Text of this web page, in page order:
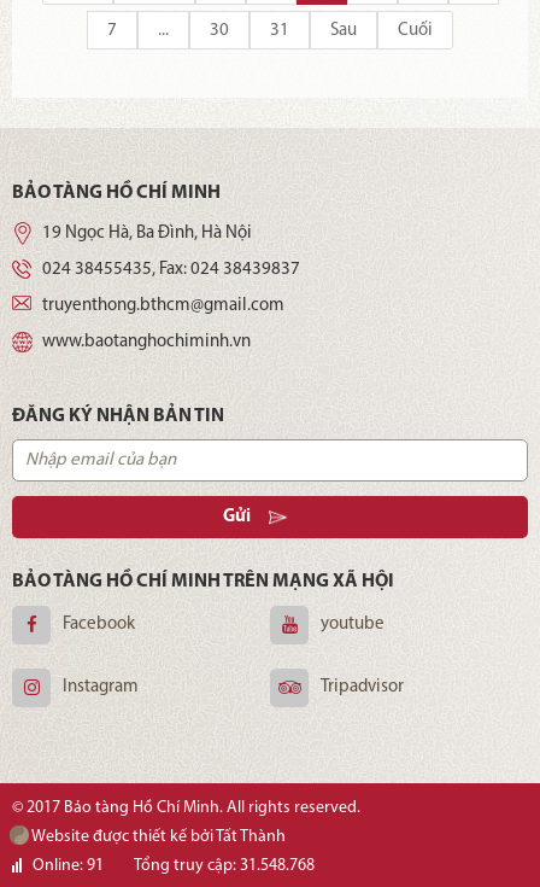
7 ... 30 31 Sau Cuối
BẢO TÀNG HỒ CHÍ MINH
19 Ngọc Hà, Ba Đình, Hà Nội
024 38455435, Fax: 024 38439837
truyenthong.bthcm@gmail.com
www.baotanghochiminh.vn
ĐĂNG KÝ NHẬN BẢN TIN
Gửi
BẢO TÀNG HỒ CHÍ MINH TRÊN MẠNG XÃ HỘI
Facebook youtube
Instagram Tripadvisor
© 2017 Bảo tàng Hồ Chí Minh. All rights reserved.
Website được thiết kế bởi Tất Thành
Online: 91
Tổng truy cập: 31.548.768